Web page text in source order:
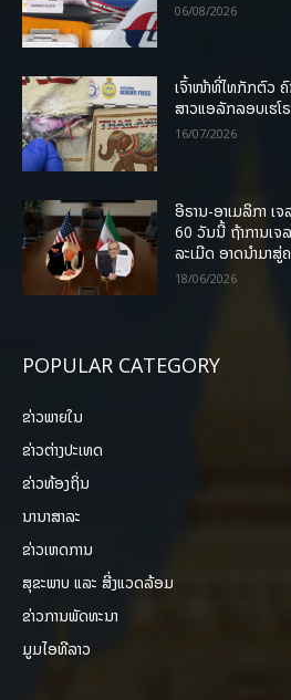
06/08/2026
ເຈົ້າໜ້າທີ່ໄທກັກຕົວ
ສາວແອລັກລອບເຮໂ
16/07/2026
ອີຣານ-ອາເມລິກາ ເ
60 ວັນນີ້ ຖ້າການເຈ
ລະເມີດ ອາດນໍາມາສູ່
18/06/2026
POPULAR CATEGORY
ຂ່າວພາຍ​ໃນ
ຂ່າວຕ່າງປະເທດ
ຂ່າວທ້ອງຖິ່ນ
ນານາສາລະ
ຂ່າວເຫດການ
ສຸຂະພາບ ແລະ ສີ່ງແວດລ້ອມ
ຂ່າວການພັດທະນາ
ມູມໄອທີລາວ